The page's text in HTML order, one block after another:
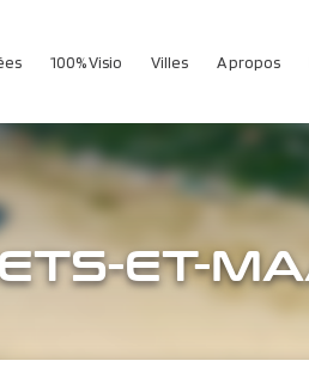
100% Visio Villes A propos
ET-